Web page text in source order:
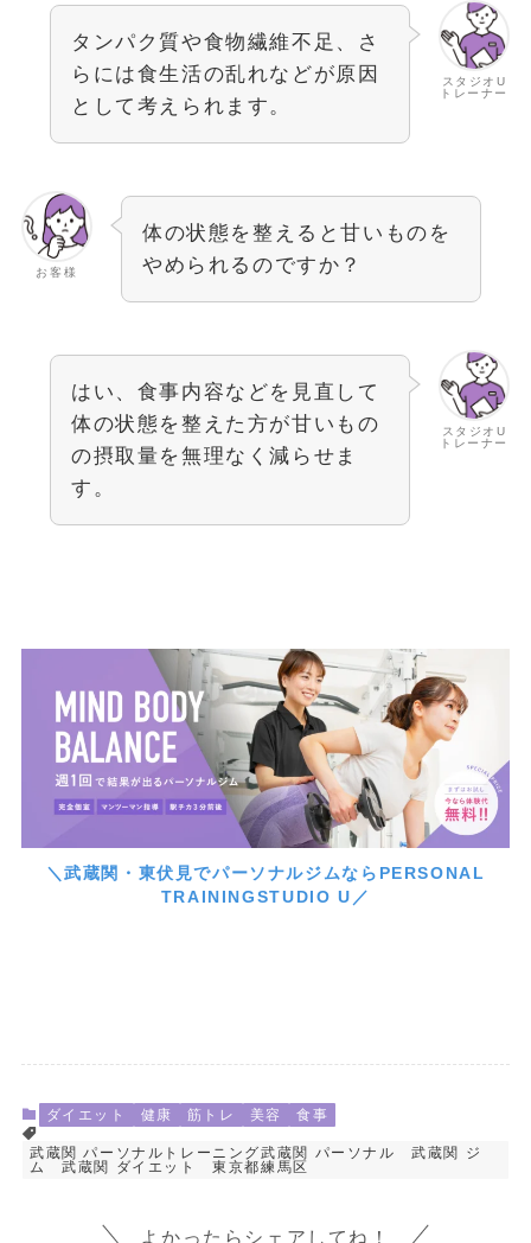
スタジオU
トレーナー
タンパク質や食物繊維不足、さ
らには食生活の乱れなどが原因
として考えられます。
お客様
体の状態を整えると甘いものを
やめられるのですか？
スタジオU
トレーナー
はい、食事内容などを見直して
体の状態を整えた方が甘いもの
の摂取量を無理なく減らせま
す。
＼武蔵関・東伏見でパーソナルジムならPERSONAL
TRAININGSTUDIO U／
ダイエット 健康 筋トレ 美容 食事
武蔵関 パーソナルトレーニング武蔵関 パーソナル 武蔵関 ジ
ム 武蔵関 ダイエット 東京都練馬区
よかったらシェアしてね！